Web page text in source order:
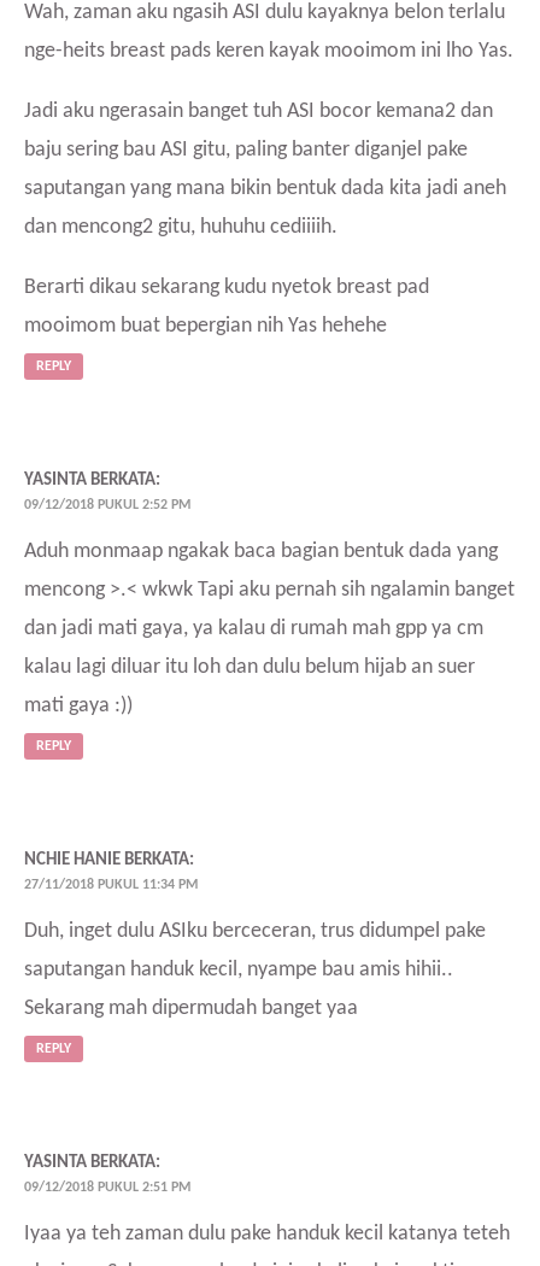
Wah, zaman aku ngasih ASI dulu kayaknya belon terlalu
nge-heits breast pads keren kayak mooimom ini lho Yas.
Jadi aku ngerasain banget tuh ASI bocor kemana2 dan
baju sering bau ASI gitu, paling banter diganjel pake
saputangan yang mana bikin bentuk dada kita jadi aneh
dan mencong2 gitu, huhuhu cediiiih.
Berarti dikau sekarang kudu nyetok breast pad
mooimom buat bepergian nih Yas hehehe
REPLY
YASINTA BERKATA:
09/12/2018 PUKUL 2:52 PM
Aduh monmaap ngakak baca bagian bentuk dada yang
mencong >.< wkwk Tapi aku pernah sih ngalamin banget
dan jadi mati gaya, ya kalau di rumah mah gpp ya cm
kalau lagi diluar itu loh dan dulu belum hijab an suer
mati gaya :))
REPLY
NCHIE HANIE BERKATA:
27/11/2018 PUKUL 11:34 PM
Duh, inget dulu ASIku berceceran, trus didumpel pake
saputangan handuk kecil, nyampe bau amis hihii..
Sekarang mah dipermudah banget yaa
REPLY
YASINTA BERKATA:
09/12/2018 PUKUL 2:51 PM
Iyaa ya teh zaman dulu pake handuk kecil katanya teteh